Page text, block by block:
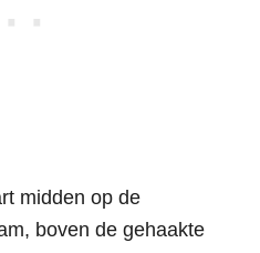
midden op de
boven de gehaakte